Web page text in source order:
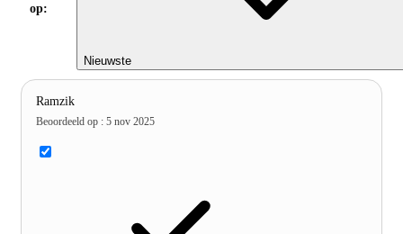
op:
Nieuwste
Ramzik
Beoordeeld op : 5 nov 2025